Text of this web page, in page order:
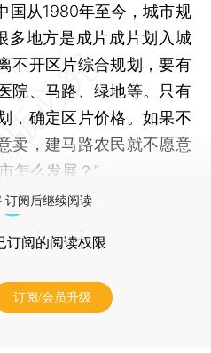
国从1980年至今，城市规
多地方是成片成片划入城
不开区片综合规划，要有
院、马路、绿地等。只有
，确定区片价格。如果不
卖，建马路农民就不愿意
怎么发展？”
订阅后继续阅读
订阅的阅读权限
订阅/会员升级